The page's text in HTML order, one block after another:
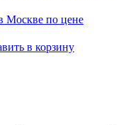
в корзину